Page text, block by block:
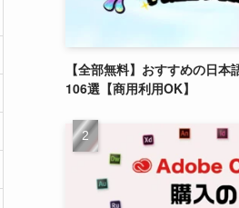
【全部無料】おすすめの日本
106選【商用利用OK】